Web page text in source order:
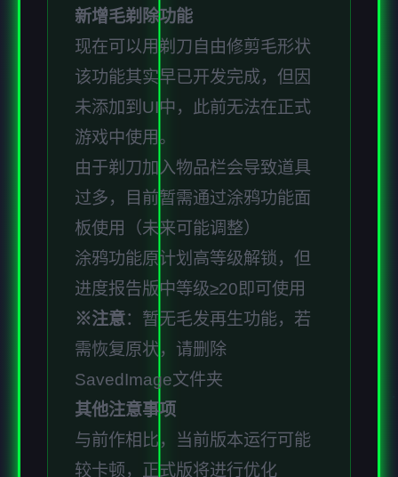
新增毛剃除功能
现在可以用剃刀自由修剪毛形状
该功能其实早已开发完成，但因
未添加到UI中，此前无法在正式
游戏中使用。
由于剃刀加入物品栏会导致道具
过多，目前暂需通过涂鸦功能面
板使用（未来可能调整）
涂鸦功能原计划高等级解锁，但
进度报告版中等级≥20即可使用
※注意：暂无毛发再生功能，若
需恢复原状，请删除
SavedImage文件夹
其他注意事项
与前作相比，当前版本运行可能
较卡顿，正式版将进行优化